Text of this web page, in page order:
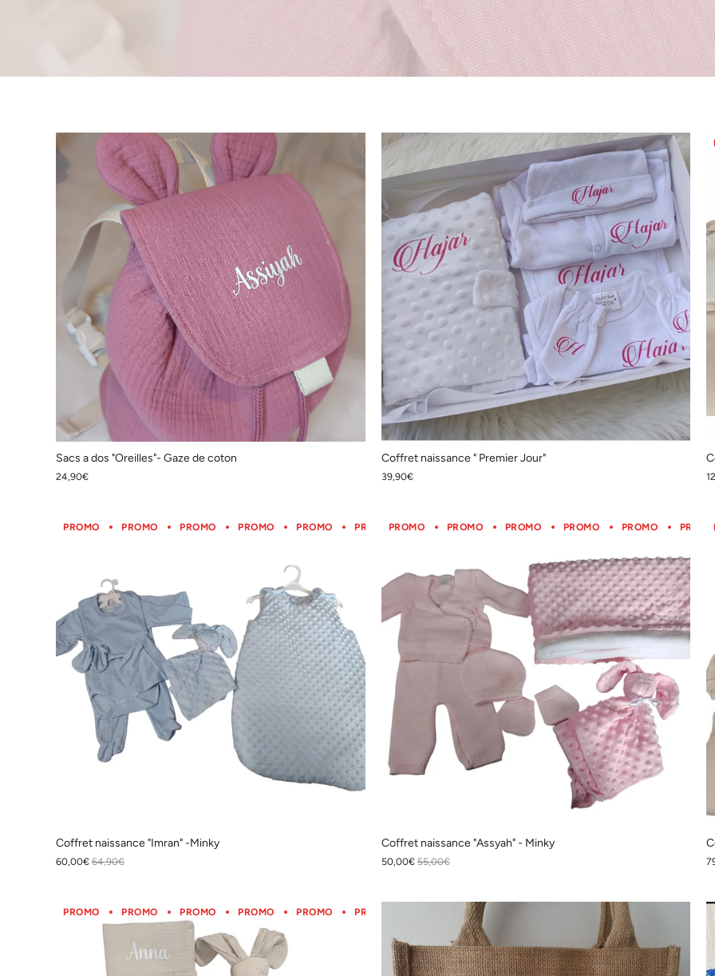
Sacs a dos "Oreilles"- Gaze de coton
24,90€
Coffret naissance " Premier Jour"
39,90€
PROMO PROMO PROMO PROMO PROMO PROMO PROMO PROMO PROMO PROMO PROMO
Coffret naissance "Imran" -Minky
60,00€ 64,90€
PROMO PROMO PROMO PROMO PROMO
Coffret naissance "Assyah" - Minky
50,00€ 55,00€
PROMO PROMO PROMO PROMO PROMO PROMO PROMO PROMO